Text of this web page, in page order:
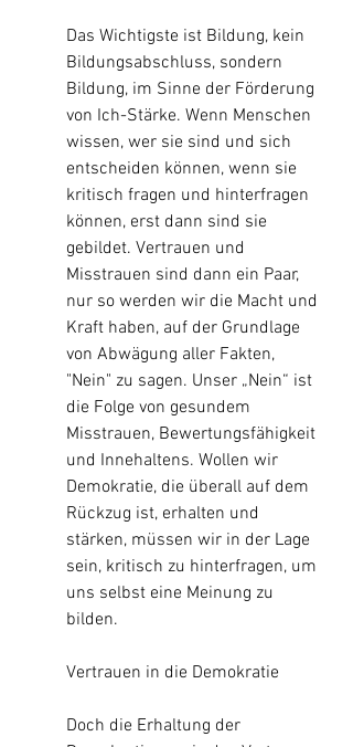
Das Wichtigste ist Bildung, kein
Bildungsabschluss, sondern
Bildung, im Sinne der Förderung
von Ich-Stärke. Wenn Menschen
wissen, wer sie sind und sich
entscheiden können, wenn sie
kritisch fragen und hinterfragen
können, erst dann sind sie
gebildet. Vertrauen und
Misstrauen sind dann ein Paar,
nur so werden wir die Macht und
Kraft haben, auf der Grundlage
von Abwägung aller Fakten,
"Nein" zu sagen. Unser „Nein“ ist
die Folge von gesundem
Misstrauen, Bewertungsfähigkeit
und Innehaltens. Wollen wir
Demokratie, die überall auf dem
Rückzug ist, erhalten und
stärken, müssen wir in der Lage
sein, kritisch zu hinterfragen, um
uns selbst eine Meinung zu
bilden.
Vertrauen in die Demokratie
Doch die Erhaltung der